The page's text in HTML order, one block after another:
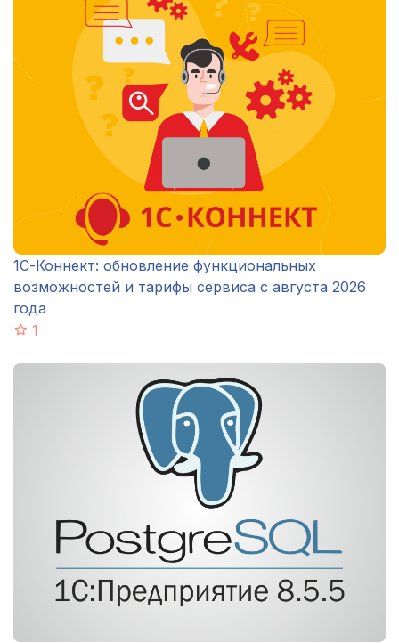
1С-Коннект: обновление функциональных
возможностей и тарифы сервиса с августа 2026
года
1